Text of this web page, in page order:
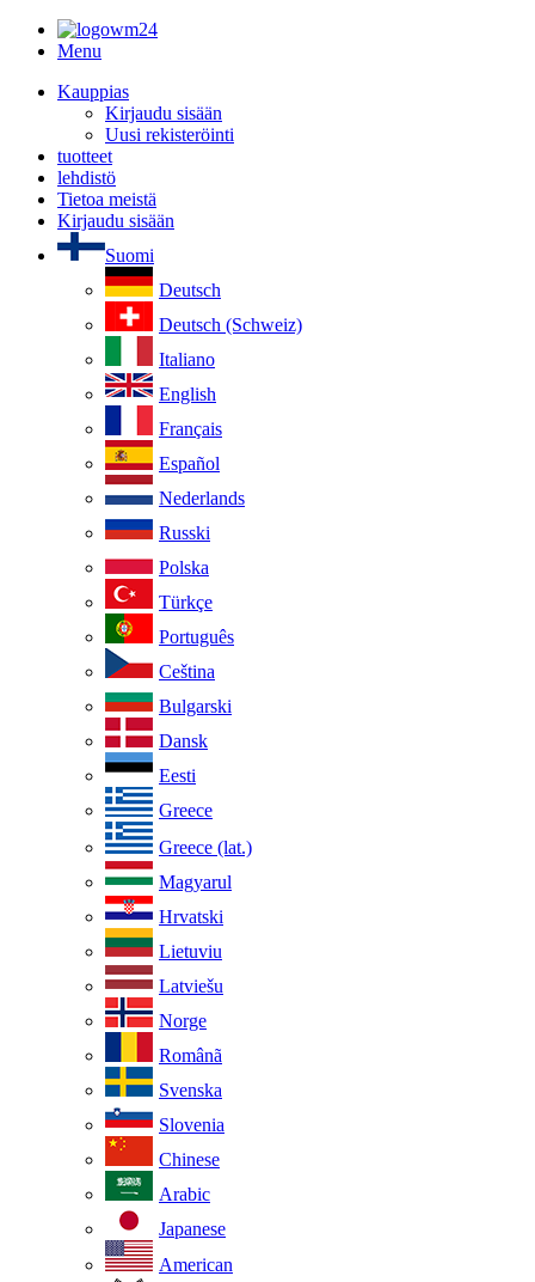
Menu
Kauppias
Kirjaudu sisään
Uusi rekisteröinti
tuotteet
lehdistö
Tietoa meistä
Kirjaudu sisään
Suomi
Deutsch
Deutsch (Schweiz)
Italiano
English
Français
Español
Nederlands
Russki
Polska
Türkçe
Português
Ceština
Bulgarski
Dansk
Eesti
Greece
Greece (lat.)
Magyarul
Hrvatski
Lietuviu
Latviešu
Norge
Românã
Svenska
Slovenia
Chinese
Arabic
Japanese
American